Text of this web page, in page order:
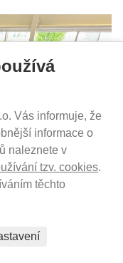
- DO 1-5 DNŮ U VÁS
Vás informuje, že
informace o
naleznete v
tzv. cookies.
těchto